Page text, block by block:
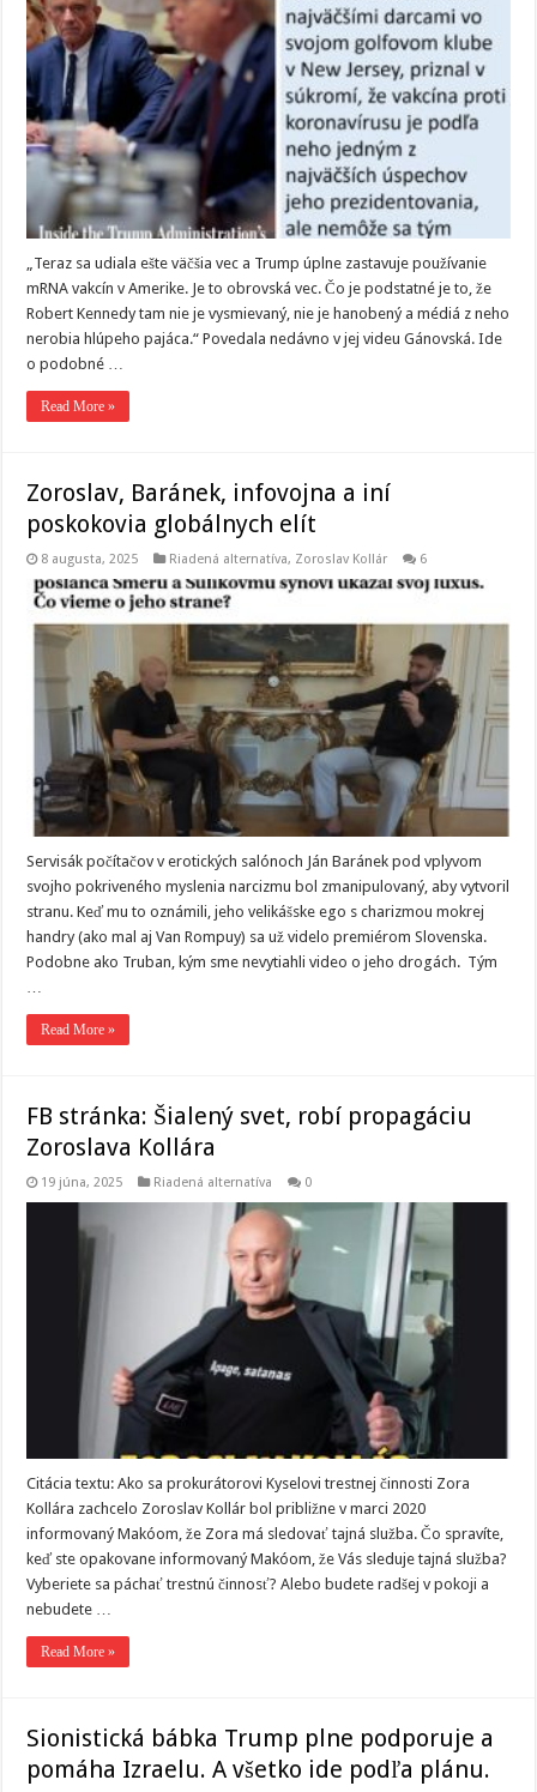
„Teraz sa udiala ešte väčšia vec a Trump úplne zastavuje používanie
mRNA vakcín v Amerike. Je to obrovská vec. Čo je podstatné je to, že
Robert Kennedy tam nie je vysmievaný, nie je hanobený a médiá z neho
nerobia hlúpeho pajáca.“ Povedala nedávno v jej videu Gánovská. Ide
o podobné …
Read More »
Zoroslav, Baránek, infovojna a iní
poskokovia globálnych elít
8 augusta, 2025 Riadená alternatíva, Zoroslav Kollár 6
Servisák počítačov v erotických salónoch Ján Baránek pod vplyvom
svojho pokriveného myslenia narcizmu bol zmanipulovaný, aby vytvoril
stranu. Keď mu to oznámili, jeho velikášske ego s charizmou mokrej
handry (ako mal aj Van Rompuy) sa už videlo premiérom Slovenska.
Podobne ako Truban, kým sme nevytiahli video o jeho drogách. Tým
Read More »
FB stránka: Šialený svet, robí propagáciu
Zoroslava Kollára
19 júna, 2025 Riadená alternatíva 0
Citácia textu: Ako sa prokurátorovi Kyselovi trestnej činnosti Zora
Kollára zachcelo Zoroslav Kollár bol približne v marci 2020
informovaný Makóom, že Zora má sledovať tajná služba. Čo spravíte,
keď ste opakovane informovaný Makóom, že Vás sleduje tajná služba?
Vyberiete sa páchať trestnú činnosť? Alebo budete radšej v pokoji a
nebudete …
Read More »
Sionistická bábka Trump plne podporuje a
pomáha Izraelu. A všetko ide podľa plánu.